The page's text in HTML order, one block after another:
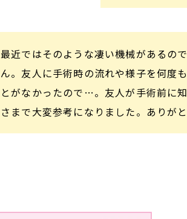
最近ではそのような凄い機械があるの
ん。友人に手術時の流れや様子を何度
とがなかったので…。友人が手術前に
さまで大変参考になりました。ありがと